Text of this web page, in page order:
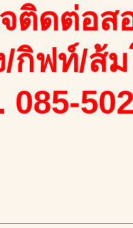
ติดต่อส
/กิฟท์/ส้
085-